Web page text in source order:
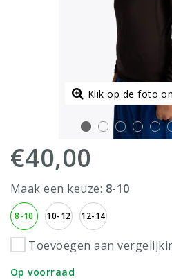
Klik op de foto
€40,00
Maak een keuze: 8-10
8-10 10-12 12-14
Toevoegen aan
Op voorraad